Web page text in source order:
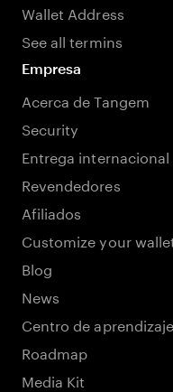
Wallet Address
See all termins
Empresa
Acerca de Tangem
Security
Entrega internacional
Revendedores
Afiliados
Customize your
Blog
News
Centro de aprendizaje
Roadmap
Media Kit